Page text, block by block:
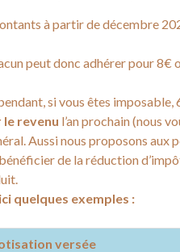
à partir de décembre
peut donc adhérer pour 8€
si vous êtes
le revenu l’an prochain (nous
Aussi nous proposons aux
de la réduction
quelques exemples :
versée